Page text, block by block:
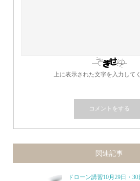
上に表示された文字を入力して
関連記事
ドローン講習10月29日・